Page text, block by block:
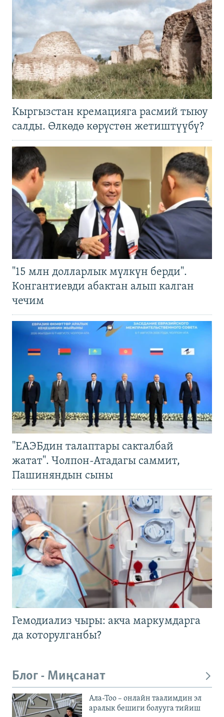
Кыргызстан кремацияга расмий тыюу
салды. Өлкөдө көрүстөн жетиштүүбү?
"15 млн долларлык мүлкүн берди".
Конгантиевди абактан алып калган
чечим
"ЕАЭБдин талаптары сакталбай
жатат". Чолпон-Атадагы саммит,
Пашиняндын сыны
Гемодиализ чыры: акча маркумдарга
да которулганбы?
Блог - Миңсанат
Ала-Тоо – онлайн таалимдин эл
аралык бешиги болууга тийиш